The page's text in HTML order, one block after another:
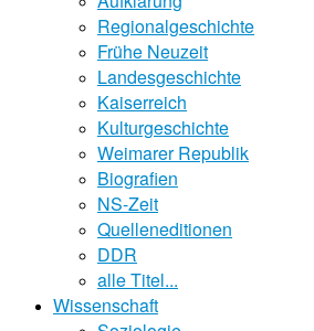
Regionalgeschichte
Frühe Neuzeit
Landesgeschichte
Kaiserreich
Kulturgeschichte
Weimarer Republik
Biografien
NS-Zeit
Quelleneditionen
DDR
alle Titel...
Wissenschaft